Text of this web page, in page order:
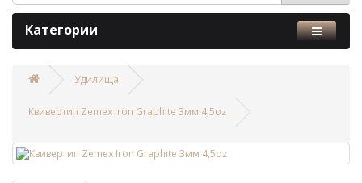
Категории
Удилища
Квивертип Zemex Iron Graphite 3мм 4,5oz